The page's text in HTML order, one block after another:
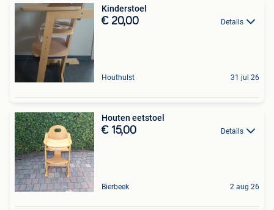
Kinderstoel
€ 20,00 Details
Houthulst 31 jul 26
Houten eetstoel
€ 15,00 Details
Bierbeek 2 aug 26